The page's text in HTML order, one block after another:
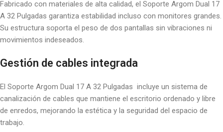
Fabricado con materiales de alta calidad, el Soporte Argom Dual 17
A 32 Pulgadas garantiza estabilidad incluso con monitores grandes.
Su estructura soporta el peso de dos pantallas sin vibraciones ni
movimientos indeseados.
Gestión de cables integrada
El Soporte Argom Dual 17 A 32 Pulgadas incluye un sistema de
canalización de cables que mantiene el escritorio ordenado y libre
de enredos, mejorando la estética y la seguridad del espacio de
trabajo.